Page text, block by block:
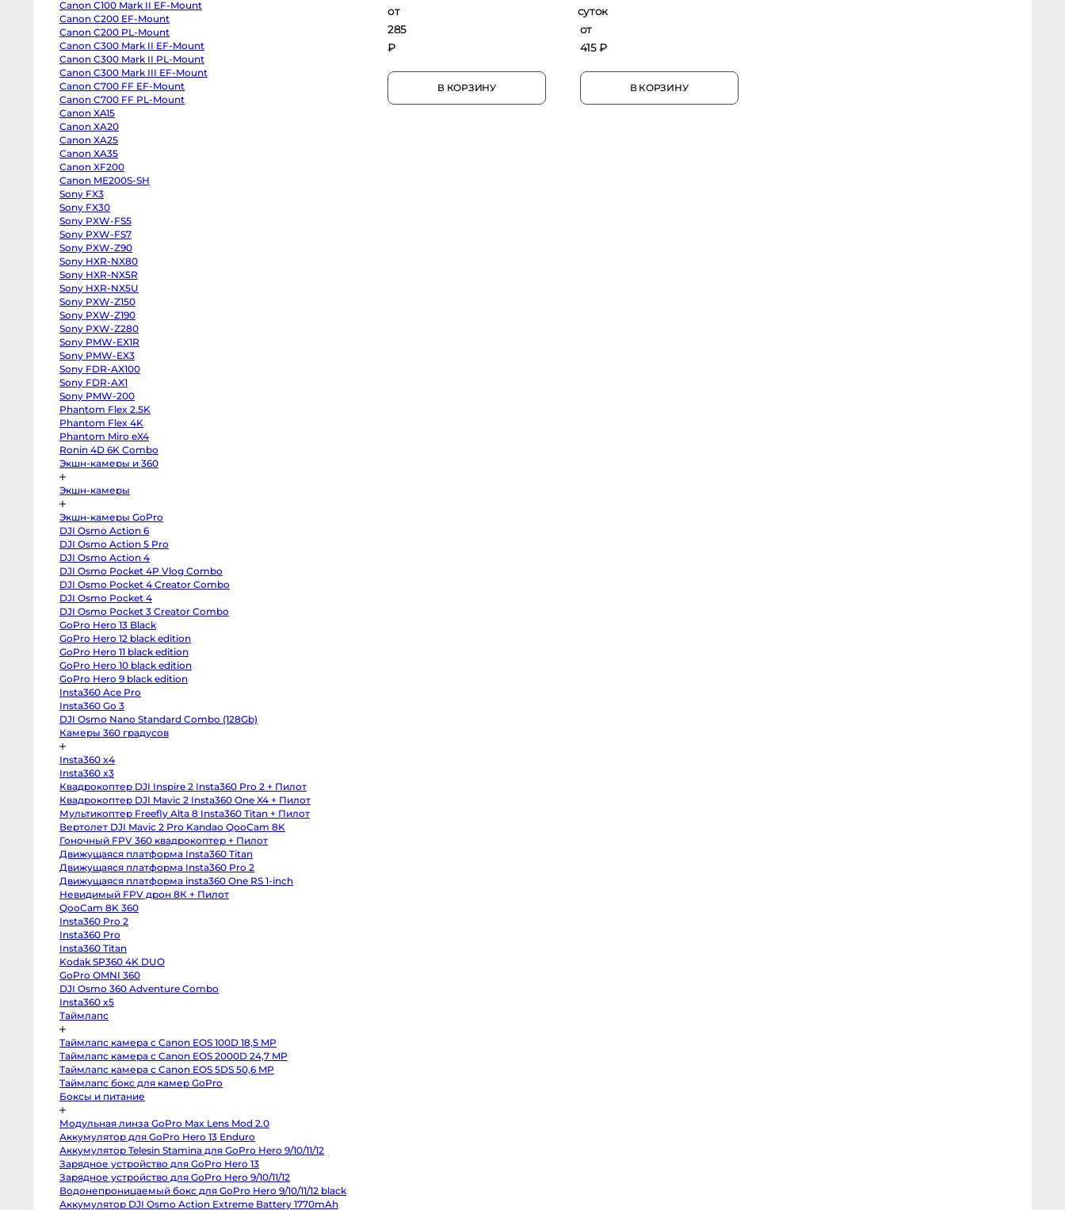
body
body
Sony
ZV-
E1
body
Sony
a7CR
Зеркальные
камеры
Mark
body
Canon
5D
Mark
III
body
Canon
body
Canon
7D
Mark
II
body
Canon
90D
Body
Canon
80D
body
Nikon
Nikon
D90
кинокамеры
RED
Komodo
6K
Kinefinity
S35
Kinefinity
MAVO
mark2
LF
Nikon
ZR
body
Blackmagic
Cinema
Canon C100 Mark II EF-Mount
Canon C200 EF-Mount
Canon C200 PL-Mount
Canon C300 Mark II EF-Mount
Canon C300 Mark II PL-Mount
Canon C300 Mark III EF-Mount
Canon C700 FF EF-Mount
Canon C700 FF PL-Mount
Canon XA15
Canon XA20
Canon XA25
Canon XA35
Canon XF200
Canon ME200S-SH
Sony FX3
Sony FX30
Sony PXW-FS5
Sony PXW-FS7
Sony PXW-Z90
Sony HXR-NX80
Sony HXR-NX5R
Sony HXR-NX5U
Sony PXW-Z150
Sony PXW-Z190
Sony PXW-Z280
Sony PMW-EX1R
Sony PMW-EX3
Sony FDR-AX100
Sony FDR-AX1
Sony PMW-200
Phantom Flex 2.5K
Phantom Flex 4K
Phantom Miro eX4
Ronin 4D 6K Combo
Экшн-камеры и 360
Экшн-камеры
Экшн-камеры GoPro
DJI Osmo Action 6
DJI Osmo Action 5 Pro
DJI Osmo Action 4
DJI Osmo Pocket 4P Vlog Combo
DJI Osmo Pocket 4 Creator Combo
DJI Osmo Pocket 4
DJI Osmo Pocket 3 Creator Combo
GoPro Hero 13 Black
GoPro Hero 12 black edition
GoPro Hero 11 black edition
GoPro Hero 10 black edition
GoPro Hero 9 black edition
Insta360 Ace Pro
Insta360 Go 3
DJI Osmo Nano Standard Combo (128Gb)
Камеры 360 градусов
Insta360 x4
Insta360 x3
Квадрокоптер DJI Inspire 2 Insta360 Pro 2 + Пилот
Квадрокоптер DJI Mavic 2 Insta360 One X4 + Пилот
Мультикоптер Freefly Alta 8 Insta360 Titan + Пилот
Вертолет DJI Mavic 2 Pro Kandao QooCam 8K
Гоночный FPV 360 квадрокоптер + Пилот
Движущаяся платформа Insta360 Titan
Движущаяся платформа Insta360 Pro 2
Движущаяся платформа insta360 One RS 1-inch
Невидимый FPV дрон 8К + Пилот
QooCam 8K 360
Insta360 Pro 2
Insta360 Pro
Insta360 Titan
Kodak SP360 4K DUO
GoPro OMNI 360
DJI Osmo 360 Adventure Combo
Insta360 x5
Таймлапс
Таймлапс камера с Canon EOS 100D 18,5 MP
Таймлапс камера с Canon EOS 2000D 24,7 MP
Таймлапс камера с Canon EOS 5DS 50,6 MP
Таймлапс бокс для камер GoPro
Боксы и питание
Модульная линза GoPro Max Lens Mod 2.0
Аккумулятор для GoPro Hero 13 Enduro
Аккумулятор Telesin Stamina для GoPro Hero 9/10/11/12
Зарядное устройство для GoPro Hero 13
Зарядное устройство для GoPro Hero 9/10/11/12
Водонепроницаемый бокс для GoPro Hero 9/10/11/12 black
Аккумулятор DJI Osmo Action Extreme Battery 1770mAh
от
285
₽
В КОРЗИНУ
суток
от
415 ₽
В КОРЗИНУ